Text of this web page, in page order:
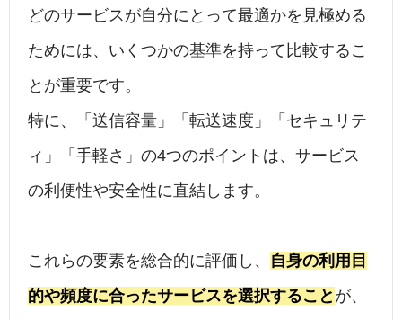
どのサービスが自分にとって最適かを見極める
ためには、いくつかの基準を持って比較するこ
とが重要です。
特に、「送信容量」「転送速度」「セキュリテ
ィ」「手軽さ」の4つのポイントは、サービス
の利便性や安全性に直結します。
これらの要素を総合的に評価し、 自身の利用目
的や頻度に合ったサービスを選択すること が、